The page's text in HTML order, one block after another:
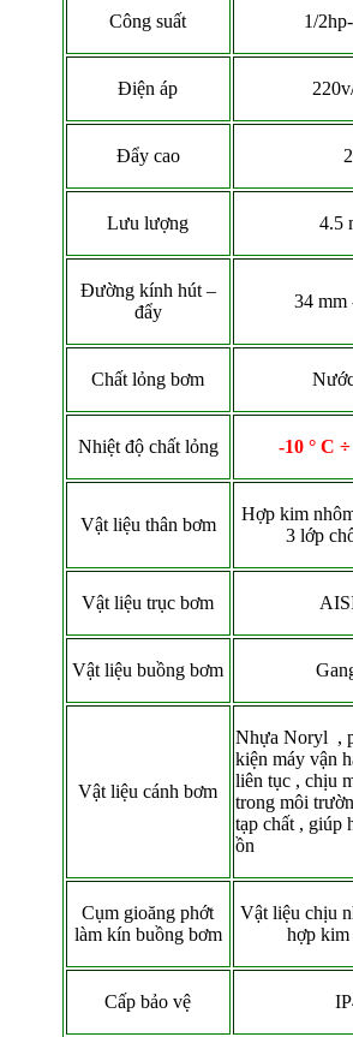
Công suất 1/
Điện áp
Đẩy cao
Lưu lượng 4.5
Đường kính hút –
đẩy
34 mm
Chất lỏng bơm
Nhiệt độ chất lỏng -10 ° C
Vật liệu thân bơm
Hợp kim
3 lớp
Vật liệu trục bơm
Vật liệu buồng bơm
Vật liệu cánh bơm
Nhựa Noryl ,
kiện máy vận
liên tục , chịu
trong môi
tạp chất , giúp
ồn
Cụm gioăng phớt
làm kín buồng bơm
Vật liệu chịu
hợp kim
Cấp bảo vệ